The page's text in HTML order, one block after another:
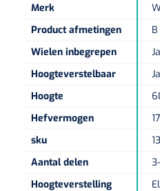
Diversen
Toiletstoelen
Doucherolstoelen
Douchebrancard
Douchetabouretten
Lichaamsmeting
Zelftest apparatuur
Thermometers
Glucosemeters
TENS
Hydromassage
Pressotherapie &
Lymfedrainage
Persoonlijk
Mutsen
Klompen
Oordoppen
Handschoenen
Transportwagens
Instrumentenwagens
PC karren
Pincetten
Scharen
Hysterometers
Gipszagen & ringzagen
Polsterwatten
Loopzolen
Gipsen
Merk
Product afmetingen
Wielen inbegrepen
Ja
Hoogteverstelbaar
Ja
Hoogte
Hefvermogen
sku
Aantal delen
Hoogteverstelling